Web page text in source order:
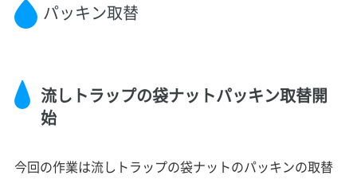
パッキン取替
流しトラップの袋ナットパッキン取替開
始
今回の作業は流しトラップの袋ナットのパッキンの取替